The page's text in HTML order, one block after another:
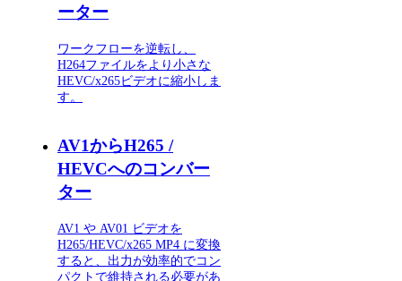
ーター
ワークフローを逆転し、
H264ファイルをより小さな
HEVC/x265ビデオに縮小しま
す。
AV1からH265 /
HEVCへのコンバー
ター
AV1 や AV01 ビデオを
H265/HEVC/x265 MP4 に変換
すると、出力が効率的でコン
パクトで維持される必要があ